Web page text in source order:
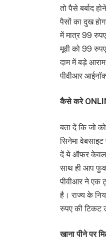
तो पैसे बर्बाद
पैसों का दुख
में मात्र 99
मूवी को 99
दाम में बड़े
पीवीआर
कैसे करे
बता दें कि जो
सिनेमा
दें ये ऑफर केवल
साथ ही आप
पीवीआर ने एक
है। राज्य के
रुपए की टिकट
खाना पीने पर